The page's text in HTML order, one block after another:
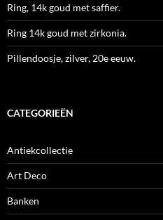
Ring, 14k goud met saffier.
Ring 14k goud met zirkonia.
Pillendoosje, zilver, 20e eeuw.
CATEGORIEËN
Antiekcollectie
Art Deco
Banken